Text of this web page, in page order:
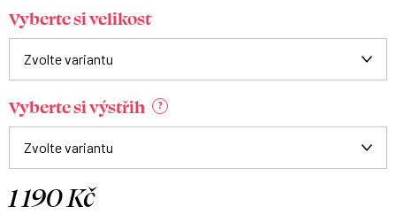
Vyberte si velikost
Vyberte si výstřih ?
1 190 Kč